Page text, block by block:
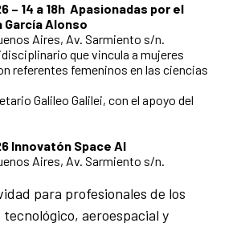
– 14 a 18h Apasionadas por el
García Alonso
Aires, Av. Sarmiento s/n.
que vincula a mujeres
referentes femeninos en las ciencias
Galileo Galilei, con el apoyo del
Innovatón Space AI
Aires, Av. Sarmiento s/n.
para profesionales de los
aeroespacial y